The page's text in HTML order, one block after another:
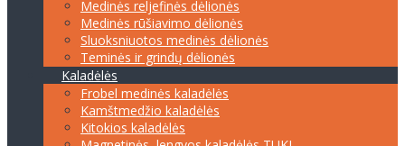
Medinės reljefinės dėlionės
Medinės rūšiavimo dėlionės
Sluoksniuotos medinės dėlionės
Teminės ir grindų dėlionės
Kaladėlės
Frobel medinės kaladėlės
Kamštmedžio kaladėlės
Kitokios kaladėlės